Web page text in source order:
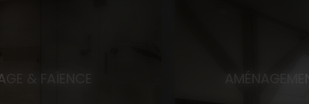
AMÉNAGEMENT DE COMBLES